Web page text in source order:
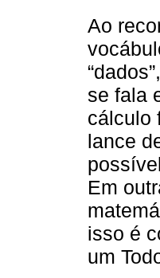
Ao
se fala
cálculo
lance
possível
Em
isso é
um